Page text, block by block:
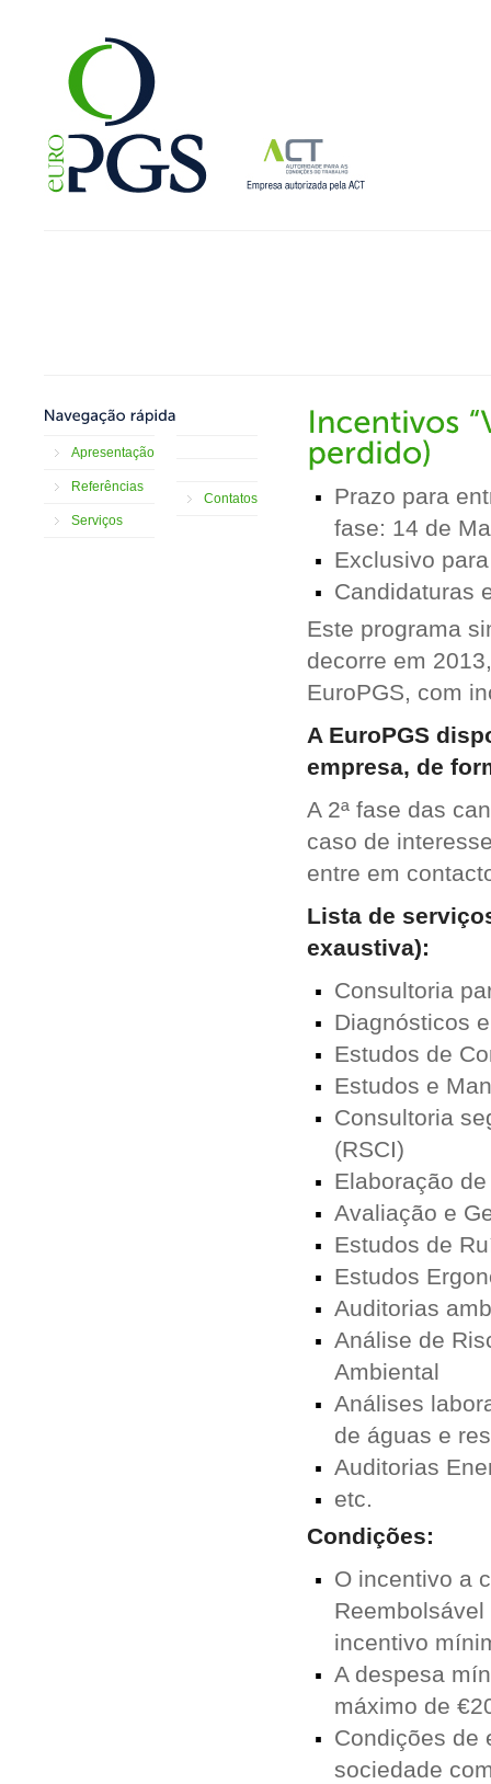
Apresentação
Referências
Serviços
Contatos
Prazo para
fase: 14 de
Exclusivo
Candidaturas
Este programa
decorre em
EuroPGS, com
A EuroPGS
empresa, de
A 2ª fase das
caso de
entre em
Lista de
exaustiva):
Consultoria
Diagnósticos
Estudos de
Estudos e
Consultoria
(RSCI)
Elaboração
Avaliação e
Estudos de
Estudos
Auditorias
Análise de
Ambiental
Análises
de águas e
Auditorias
etc.
Condições:
O incentivo a
incentivo
A despesa
máximo de
Condições de
sociedade